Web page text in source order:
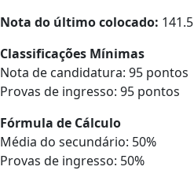
Nota do último colocado: 141.5
Classificações Mínimas
Nota de candidatura: 95 pontos
Provas de ingresso: 95 pontos
Fórmula de Cálculo
Média do secundário: 50%
Provas de ingresso: 50%